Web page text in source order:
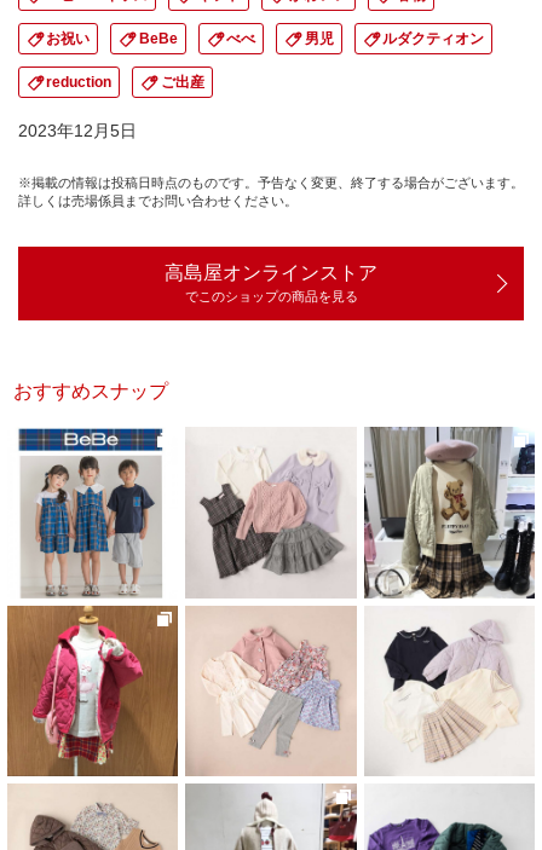
お祝い BeBe べべ 男児 ルダクティオン
reduction ご出産
2023年12月5日
※掲載の情報は投稿日時点のものです。予告なく変更、終了する場合がございます。
詳しくは売場係員までお問い合わせください。
高島屋オンラインストア
でこのショップの商品を見る
おすすめスナップ